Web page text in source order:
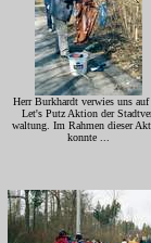
Herr Burkhardt verwies uns auf
Let's Putz Aktion der
waltung. Im Rahmen dieser
konnte ...